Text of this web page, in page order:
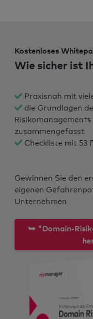
Kostenloses
Wie sicher ist
Praxisnah mit
die Grundlagen
zusammengefasst
Checkliste mit 53
Gewinnen Sie den
eigenen
Unternehmen
⮩ "Domain-